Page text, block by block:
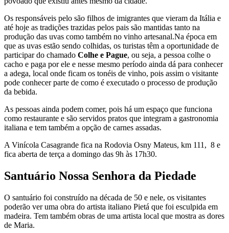
Os responsáveis pelo são filhos de imigrantes que vieram da Itália e
até hoje as tradições trazidas pelos pais são mantidas tanto na
produção das uvas como também no vinho artesanal.Na época em
que as uvas estão sendo colhidas, os turistas têm a oportunidade de
participar do chamado Colhe e Pague, ou seja, a pessoa colhe o
cacho e paga por ele e nesse mesmo período ainda dá para conhecer
a adega, local onde ficam os tonéis de vinho, pois assim o visitante
pode conhecer parte de como é executado o processo de produção
da bebida.
As pessoas ainda podem comer, pois há um espaço que funciona
como restaurante e são servidos pratos que integram a gastronomia
italiana e tem também a opção de carnes assadas.
A Vinícola Casagrande fica na Rodovia Osny Mateus, km 111, 8 e
fica aberta de terça a domingo das 9h às 17h30.
Santuário Nossa Senhora da Piedade
O santuário foi construído na década de 50 e nele, os visitantes
poderão ver uma obra do artista italiano Pietá que foi esculpida em
madeira. Tem também obras de uma artista local que mostra as dores
de Maria.